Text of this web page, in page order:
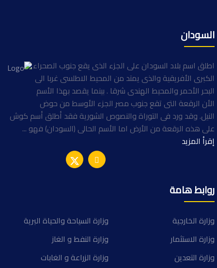
السودان
اطلق اسم بلاد السودان على الجزء الذى يقع جنوب الصحراء
الكبرى الأفريقية والذى يمتد من المحيط الاطلسى غربا الى
البحر الأحمر والمحيط الهندى شرقا . بينما يقصد بهذا الأسم
الأن الرقعة التى تقع جنوب مصر الجزء الأوسط من حوض
النيل. وقد ورد فى التوراة والنصوص الشورية فقد أطلق أسم كوش
على هذه الرقعة من الأرض اما الأسم الحالى (السودان) فهو ...
إقرأ المزيد
روابط هامة
وزارة الخارجية
وزارة السياحة والحياة البرية
وزارة الاستثمار
وزارة النفط و الغاز
وزارة التعدين
وزارة الزراعة و الغابات